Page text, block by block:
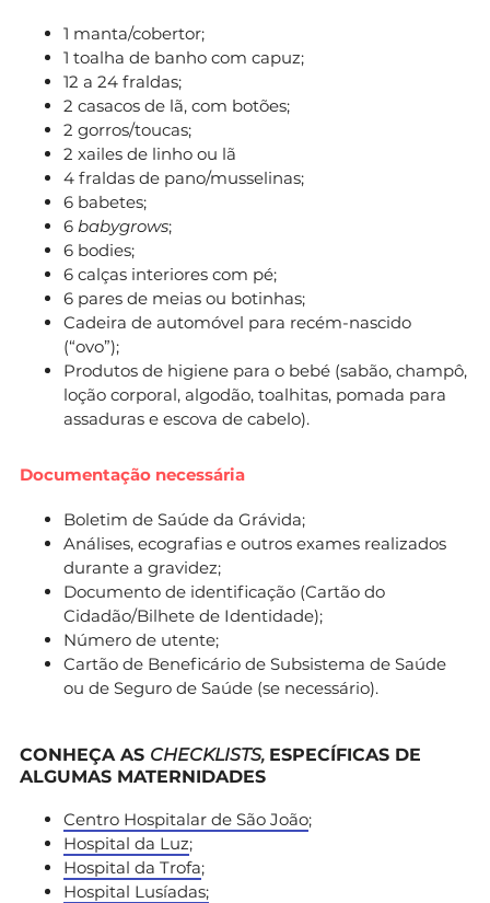
1 manta/cobertor;
1 toalha de banho com capuz;
12 a 24 fraldas;
2 casacos de lã, com botões;
2 gorros/toucas;
2 xailes de linho ou lã
4 fraldas de pano/musselinas;
6 babetes;
6 babygrows;
6 bodies;
6 calças interiores com pé;
6 pares de meias ou botinhas;
Cadeira de automóvel para recém-nascido
(“ovo”);
Produtos de higiene para o bebé (sabão, champô,
loção corporal, algodão, toalhitas, pomada para
assaduras e escova de cabelo).
Documentação necessária
Boletim de Saúde da Grávida;
Análises, ecografias e outros exames realizados
durante a gravidez;
Documento de identificação (Cartão do
Cidadão/Bilhete de Identidade);
Número de utente;
Cartão de Beneficário de Subsistema de Saúde
ou de Seguro de Saúde (se necessário).
CONHEÇA AS CHECKLISTS, ESPECÍFICAS DE
ALGUMAS MATERNIDADES
Centro Hospitalar de São João;
Hospital da Luz;
Hospital da Trofa;
Hospital Lusíadas;